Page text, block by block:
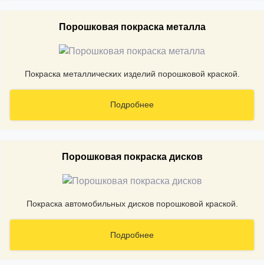
Порошковая покраска металла
Покраска металлических изделий порошковой краской.
Подробнее
Порошковая покраска дисков
Покраска автомобильных дисков порошковой краской.
Подробнее